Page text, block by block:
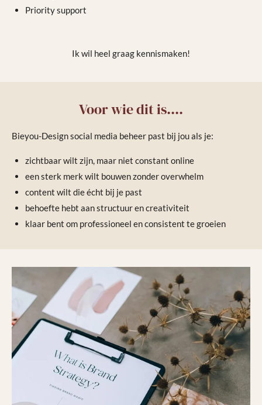
Priority support
Ik wil heel graag kennismaken!
Voor wie dit is....
Bieyou-Design social media beheer past bij jou als je:
zichtbaar wilt zijn, maar niet constant online
een sterk merk wilt bouwen zonder overwhelm
content wilt die écht bij je past
behoefte hebt aan structuur en creativiteit
klaar bent om professioneel en consistent te groeien